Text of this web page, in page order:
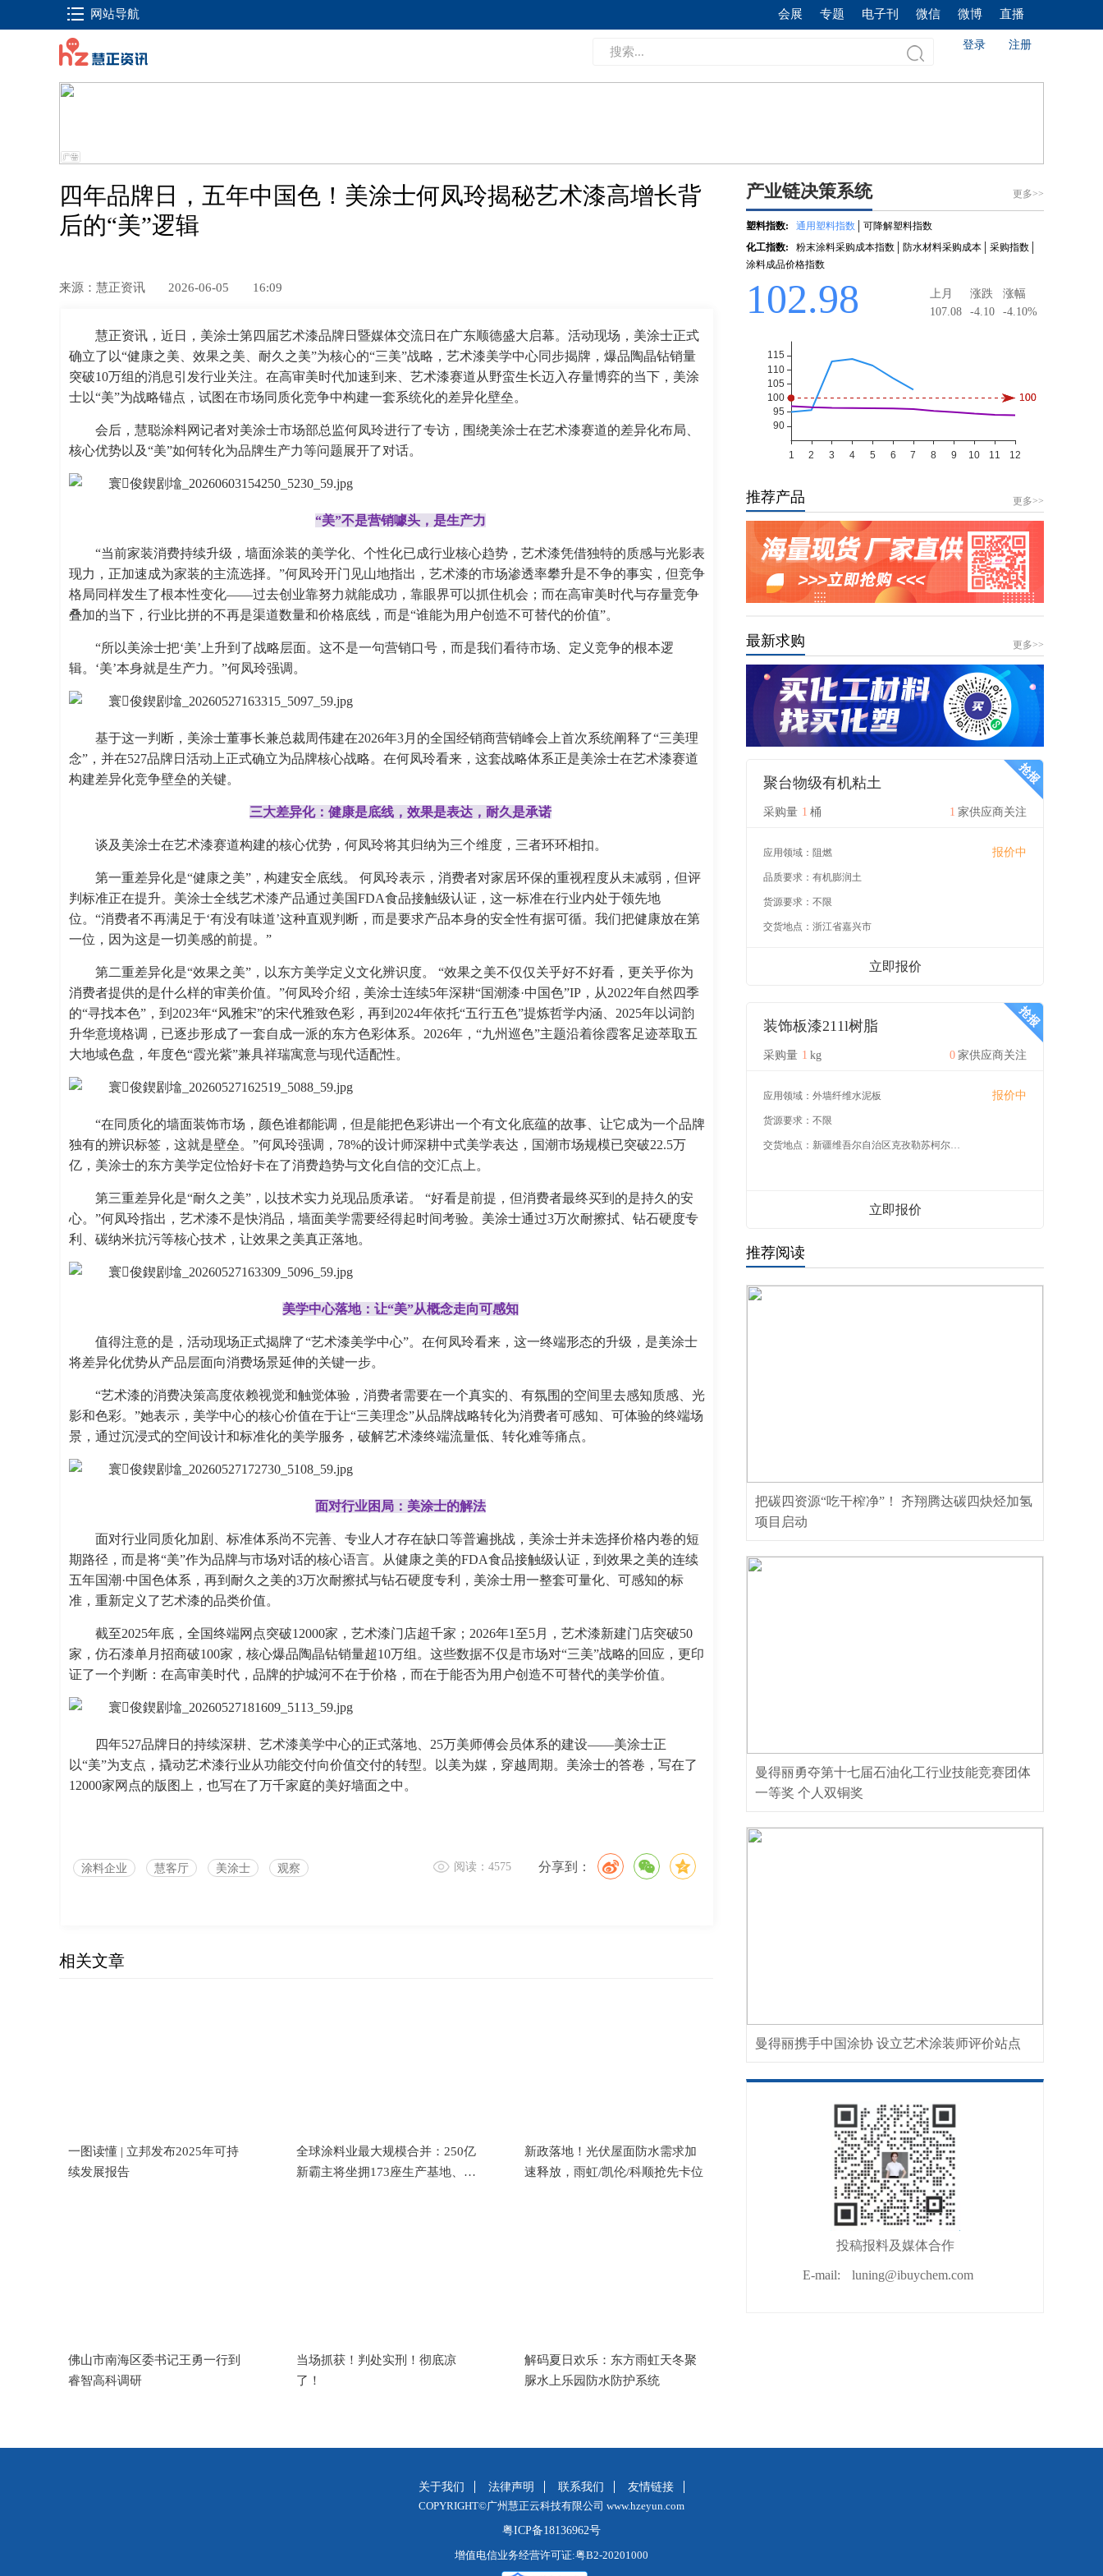
网站导航 会展 专题 电子刊 微信 微博 直播
登录 注册
四年品牌日，五年中国色！美涂士何凤玲揭秘艺术漆高增长背
后的“美”逻辑
来源：慧正资讯 2026-06-05 16:09
慧正资讯，近日，美涂士第四届艺术漆品牌日暨媒体交流日在广东顺德盛大启幕。活动现场，美涂士正式
确立了以“健康之美、效果之美、耐久之美”为核心的“三美”战略，艺术漆美学中心同步揭牌，爆品陶晶钻销量
突破10万组的消息引发行业关注。在高审美时代加速到来、艺术漆赛道从野蛮生长迈入存量博弈的当下，美涂
士以“美”为战略锚点，试图在市场同质化竞争中构建一套系统化的差异化壁垒。
会后，慧聪涂料网记者对美涂士市场部总监何凤玲进行了专访，围绕美涂士在艺术漆赛道的差异化布局、
核心优势以及“美”如何转化为品牌生产力等问题展开了对话。
“美”不是营销噱头，是生产力
“当前家装消费持续升级，墙面涂装的美学化、个性化已成行业核心趋势，艺术漆凭借独特的质感与光影表
现力，正加速成为家装的主流选择。”何凤玲开门见山地指出，艺术漆的市场渗透率攀升是不争的事实，但竞争
格局同样发生了根本性变化——过去创业靠努力就能成功，靠眼界可以抓住机会；而在高审美时代与存量竞争
叠加的当下，行业比拼的不再是渠道数量和价格底线，而是“谁能为用户创造不可替代的价值”。
“所以美涂士把‘美’上升到了战略层面。这不是一句营销口号，而是我们看待市场、定义竞争的根本逻
辑。‘美’本身就是生产力。”何凤玲强调。
基于这一判断，美涂士董事长兼总裁周伟建在2026年3月的全国经销商营销峰会上首次系统阐释了“三美理
念”，并在527品牌日活动上正式确立为品牌核心战略。在何凤玲看来，这套战略体系正是美涂士在艺术漆赛道
构建差异化竞争壁垒的关键。
三大差异化：健康是底线，效果是表达，耐久是承诺
谈及美涂士在艺术漆赛道构建的核心优势，何凤玲将其归纳为三个维度，三者环环相扣。
第一重差异化是“健康之美”，构建安全底线。 何凤玲表示，消费者对家居环保的重视程度从未减弱，但评
判标准正在提升。美涂士全线艺术漆产品通过美国FDA食品接触级认证，这一标准在行业内处于领先地
位。“消费者不再满足于‘有没有味道’这种直观判断，而是要求产品本身的安全性有据可循。我们把健康放在第
一位，因为这是一切美感的前提。”
第二重差异化是“效果之美”，以东方美学定义文化辨识度。 “效果之美不仅仅关乎好不好看，更关乎你为
消费者提供的是什么样的审美价值。”何凤玲介绍，美涂士连续5年深耕“国潮漆·中国色”IP，从2022年自然四季
的“寻找本色”，到2023年“风雅宋”的宋代雅致色彩，再到2024年依托“五行五色”提炼哲学内涵、2025年以词韵
升华意境格调，已逐步形成了一套自成一派的东方色彩体系。2026年，“九州巡色”主题沿着徐霞客足迹萃取五
大地域色盘，年度色“霞光紫”兼具祥瑞寓意与现代适配性。
“在同质化的墙面装饰市场，颜色谁都能调，但是能把色彩讲出一个有文化底蕴的故事、让它成为一个品牌
独有的辨识标签，这就是壁垒。”何凤玲强调，78%的设计师深耕中式美学表达，国潮市场规模已突破22.5万
亿，美涂士的东方美学定位恰好卡在了消费趋势与文化自信的交汇点上。
第三重差异化是“耐久之美”，以技术实力兑现品质承诺。 “好看是前提，但消费者最终买到的是持久的安
心。”何凤玲指出，艺术漆不是快消品，墙面美学需要经得起时间考验。美涂士通过3万次耐擦拭、钻石硬度专
利、碳纳米抗污等核心技术，让效果之美真正落地。
美学中心落地：让“美”从概念走向可感知
值得注意的是，活动现场正式揭牌了“艺术漆美学中心”。在何凤玲看来，这一终端形态的升级，是美涂士
将差异化优势从产品层面向消费场景延伸的关键一步。
“艺术漆的消费决策高度依赖视觉和触觉体验，消费者需要在一个真实的、有氛围的空间里去感知质感、光
影和色彩。”她表示，美学中心的核心价值在于让“三美理念”从品牌战略转化为消费者可感知、可体验的终端场
景，通过沉浸式的空间设计和标准化的美学服务，破解艺术漆终端流量低、转化难等痛点。
面对行业困局：美涂士的解法
面对行业同质化加剧、标准体系尚不完善、专业人才存在缺口等普遍挑战，美涂士并未选择价格内卷的短
期路径，而是将“美”作为品牌与市场对话的核心语言。从健康之美的FDA食品接触级认证，到效果之美的连续
五年国潮·中国色体系，再到耐久之美的3万次耐擦拭与钻石硬度专利，美涂士用一整套可量化、可感知的标
准，重新定义了艺术漆的品类价值。
截至2025年底，全国终端网点突破12000家，艺术漆门店超千家；2026年1至5月，艺术漆新建门店突破50
家，仿石漆单月招商破100家，核心爆品陶晶钻销量超10万组。这些数据不仅是市场对“三美”战略的回应，更印
证了一个判断：在高审美时代，品牌的护城河不在于价格，而在于能否为用户创造不可替代的美学价值。
四年527品牌日的持续深耕、艺术漆美学中心的正式落地、25万美师傅会员体系的建设——美涂士正
以“美”为支点，撬动艺术漆行业从功能交付向价值交付的转型。以美为媒，穿越周期。美涂士的答卷，写在了
12000家网点的版图上，也写在了万千家庭的美好墙面之中。
涂料企业 慧客厅 美涂士 观察 阅读：4575 分享到：
相关文章
一图读懂 | 立邦发布2025年可持
续发展报告
全球涂料业最大规模合并：250亿
新霸主将坐拥173座生产基地、近
新政落地！光伏屋面防水需求加
速释放，雨虹/凯伦/科顺抢先卡位
佛山市南海区委书记王勇一行到
睿智高科调研
当场抓获！判处实刑！彻底凉
了！
解码夏日欢乐：东方雨虹天冬聚
脲水上乐园防水防护系统
推荐产品 更多>>
最新求购 更多>>
聚台物级有机粘土
采购量 1 桶 1 家供应商关注
应用领域： 阻燃 报价中
品质要求： 有机膨润土
货源要求： 不限
交货地点： 浙江省嘉兴市
立即报价
装饰板漆211l树脂
采购量 1 kg 0 家供应商关注
应用领域： 外墙纤维水泥板 报价中
货源要求： 不限
交货地点： 新疆维吾尔自治区克孜勒苏柯尔克孜自治州
立即报价
推荐阅读
把碳四资源“吃干榨净”！ 齐翔腾达碳四炔烃加氢
项目启动
曼得丽勇夺第十七届石油化工行业技能竞赛团体
一等奖 个人双铜奖
曼得丽携手中国涂协 设立艺术涂装师评价站点
投稿报料及媒体合作
E-mail: luning@ibuychem.com
关于我们 法律声明 联系我们
友情链接
COPYRIGHT©广州慧正云科技有限公司 www.hzeyun.com
粤ICP备18136962号
增值电信业务经营许可证:粤B2-20201000